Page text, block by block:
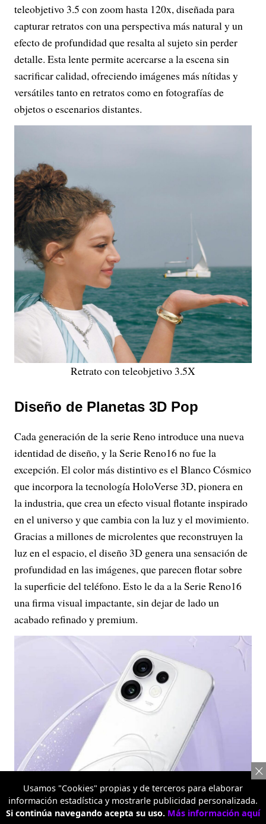
teleobjetivo 3.5 con zoom hasta 120x, diseñada para
capturar retratos con una perspectiva más natural y un
efecto de profundidad que resalta al sujeto sin perder
detalle. Esta lente permite acercarse a la escena sin
sacrificar calidad, ofreciendo imágenes más nítidas y
versátiles tanto en retratos como en fotografías de
objetos o escenarios distantes.
Retrato con teleobjetivo 3.5X
Diseño de Planetas 3D Pop
Cada generación de la serie Reno introduce una nueva
identidad de diseño, y la Serie Reno16 no fue la
excepción. El color más distintivo es el Blanco Cósmico
que incorpora la tecnología HoloVerse 3D, pionera en
la industria, que crea un efecto visual flotante inspirado
en el universo y que cambia con la luz y el movimiento.
Gracias a millones de microlentes que reconstruyen la
luz en el espacio, el diseño 3D genera una sensación de
profundidad en las imágenes, que parecen flotar sobre
la superficie del teléfono. Esto le da a la Serie Reno16
una firma visual impactante, sin dejar de lado un
acabado refinado y premium.
Usamos "Cookies" propias y de terceros para elaborar
información estadística y mostrarle publicidad personalizada.
Si continúa navegando acepta su uso. Más información aquí